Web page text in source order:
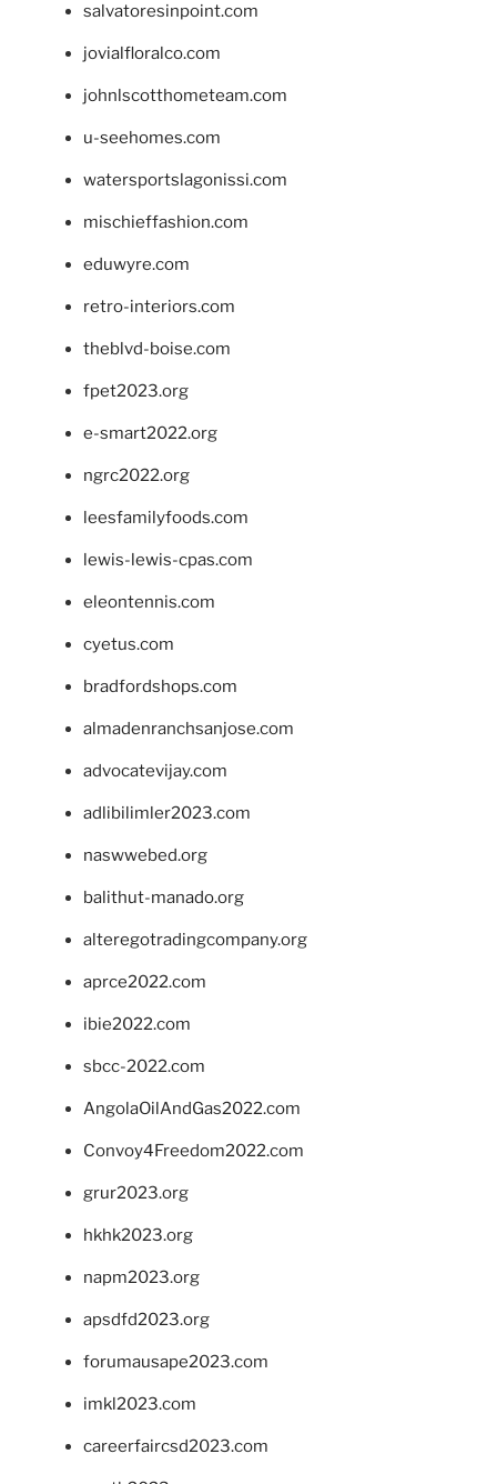
salvatoresinpoint.com
jovialfloralco.com
johnlscotthometeam.com
u-seehomes.com
watersportslagonissi.com
mischieffashion.com
eduwyre.com
retro-interiors.com
theblvd-boise.com
fpet2023.org
e-smart2022.org
ngrc2022.org
leesfamilyfoods.com
lewis-lewis-cpas.com
eleontennis.com
cyetus.com
bradfordshops.com
almadenranchsanjose.com
advocatevijay.com
adlibilimler2023.com
naswwebed.org
balithut-manado.org
alteregotradingcompany.org
aprce2022.com
ibie2022.com
sbcc-2022.com
AngolaOilAndGas2022.com
Convoy4Freedom2022.com
grur2023.org
hkhk2023.org
napm2023.org
apsdfd2023.org
forumausape2023.com
imkl2023.com
careerfaircsd2023.com